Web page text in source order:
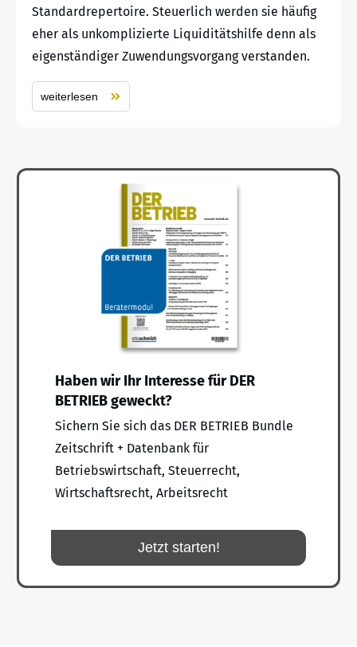
Standardrepertoire. Steuerlich werden sie häufig
eher als unkomplizierte Liquiditätshilfe denn als
eigenständiger Zuwendungsvorgang verstanden.
weiterlesen
Haben wir Ihr Interesse für DER
BETRIEB geweckt?
Sichern Sie sich das DER BETRIEB Bundle
Zeitschrift + Datenbank für
Betriebswirtschaft, Steuerrecht,
Wirtschaftsrecht, Arbeitsrecht
Jetzt starten!